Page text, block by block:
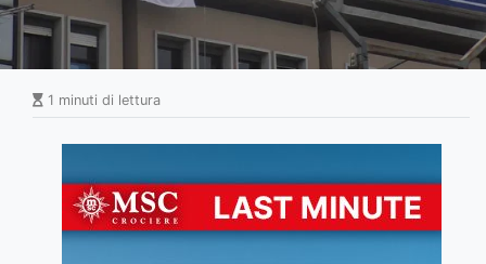
1 minuti di lettura